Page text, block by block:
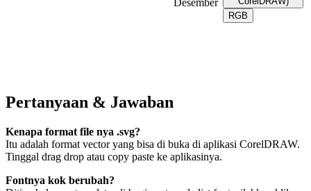
Desember
RGB
Pertanyaan & Jawaban
Kenapa format file nya .svg?
Itu adalah format vector yang bisa di buka di aplikasi CorelDRAW.
Tinggal drag drop atau copy paste ke aplikasinya.
Fontnya kok berubah?